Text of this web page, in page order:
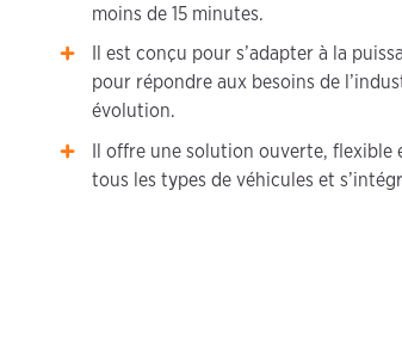
moins de 15 minutes.
Il est conçu pour s’adapter à la
pour répondre aux besoins de
évolution.
Il offre une solution ouverte,
tous les types de véhicules et